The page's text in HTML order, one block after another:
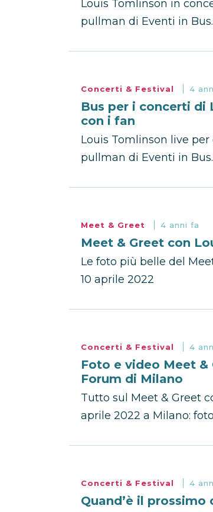
Louis Tomlinson in
pullman di Eventi in
Concerti & Festival 4
Bus per i concerti di
con i fan
Louis Tomlinson live
pullman di Eventi in
Meet & Greet 4 anni fa
Meet & Greet con
Le foto più belle del
10 aprile 2022
Concerti & Festival 4
Foto e video Meet
Forum di Milano
Tutto sul Meet & Greet
aprile 2022 a Milano:
Concerti & Festival 4
Quand’è il